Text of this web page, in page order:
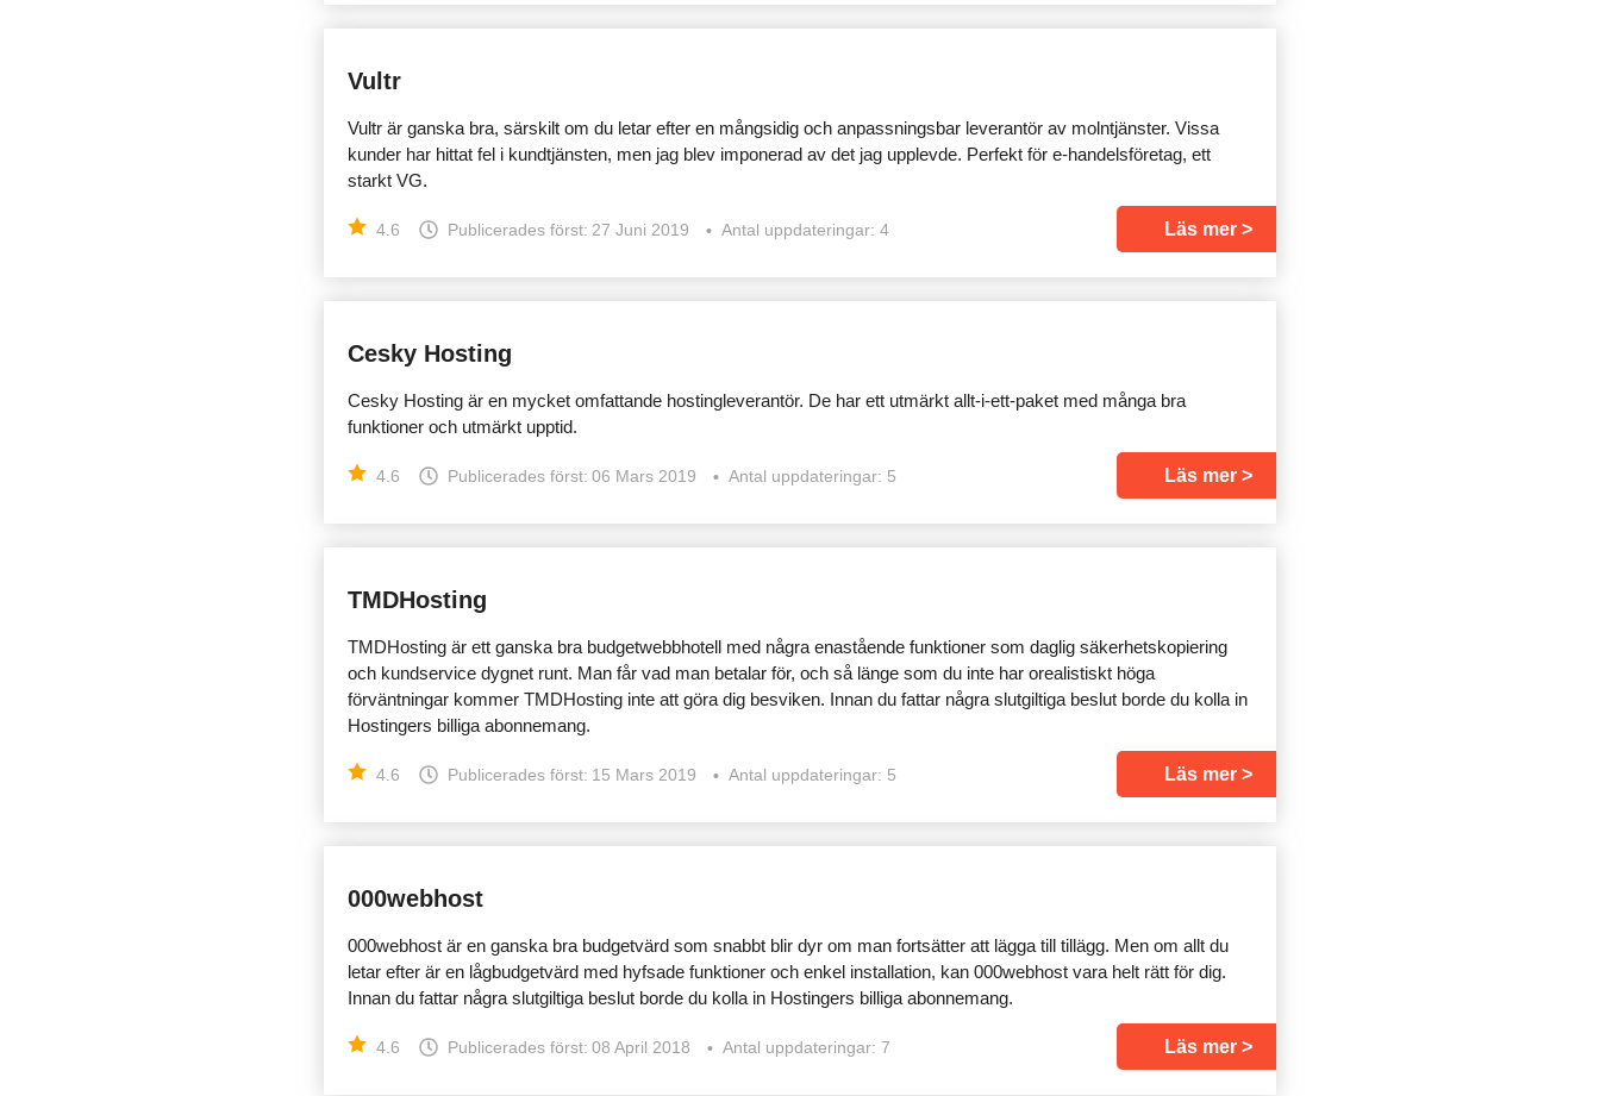
Vultr
Vultr är ganska bra, särskilt om du letar efter en mångsidig och anpassningsbar leverantör av molntjänster. Vissa
kunder har hittat fel i kundtjänsten, men jag blev imponerad av det jag upplevde. Perfekt för e-handelsföretag, ett
starkt VG.
4.6 Publicerades först: 27 Juni 2019 Antal uppdateringar: 4 Läs mer
Cesky Hosting
Cesky Hosting är en mycket omfattande hostingleverantör. De har ett utmärkt allt-i-ett-paket med många bra
funktioner och utmärkt upptid.
4.6 Publicerades först: 06 Mars 2019 Antal uppdateringar: 5 Läs mer
TMDHosting
TMDHosting är ett ganska bra budgetwebbhotell med några enastående funktioner som daglig säkerhetskopiering
och kundservice dygnet runt. Man får vad man betalar för, och så länge som du inte har orealistiskt höga
förväntningar kommer TMDHosting inte att göra dig besviken. Innan du fattar några slutgiltiga beslut borde du kolla in
Hostingers billiga abonnemang.
4.6 Publicerades först: 15 Mars 2019 Antal uppdateringar: 5 Läs mer
000webhost
000webhost är en ganska bra budgetvärd som snabbt blir dyr om man fortsätter att lägga till tillägg. Men om allt du
letar efter är en lågbudgetvärd med hyfsade funktioner och enkel installation, kan 000webhost vara helt rätt för dig.
Innan du fattar några slutgiltiga beslut borde du kolla in Hostingers billiga abonnemang.
4.6 Publicerades först: 08 April 2018 Antal uppdateringar: 7 Läs mer